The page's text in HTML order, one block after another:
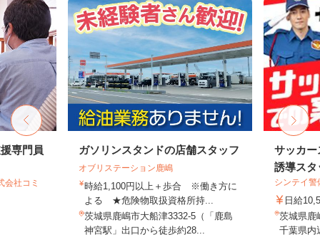
専門員
会社コミ
ガソリンスタンドの店舗スタッフ
オブリステーション鹿嶋
時給1,100円以上＋歩合 ※働き方に
よる ★危険物取扱資格所持...
茨城県鹿嶋市大船津3332-5（「鹿島
神宮駅」出口から徒歩約28...
サッカー
誘導スタ
シンテイ
日給
茨城県
千葉県内